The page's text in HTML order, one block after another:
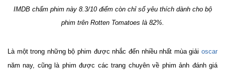
IMDB chấm phim này 8.3/10 điểm còn chỉ số yêu thích dành cho bộ
phim trên Rotten Tomatoes là 82%.
Là một trong những bộ phim được nhắc đến nhiều nhất mùa giải oscar
năm nay, cũng là phim được các trang chuyên về phim ảnh đánh giá